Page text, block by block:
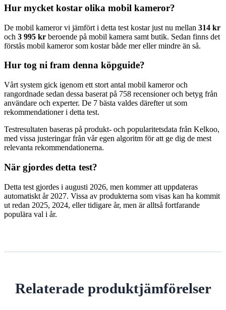
Hur mycket kostar olika mobil kameror?
De mobil kameror vi jämfört i detta test kostar just nu mellan 314 kr
och 3 995 kr beroende på mobil kamera samt butik. Sedan finns det
förstås mobil kameror som kostar både mer eller mindre än så.
Hur tog ni fram denna köpguide?
Vårt system gick igenom ett stort antal mobil kameror och
rangordnade sedan dessa baserat på 758 recensioner och betyg från
användare och experter. De 7 bästa valdes därefter ut som
rekommendationer i detta test.
Testresultaten baseras på produkt- och popularitetsdata från Kelkoo,
med vissa justeringar från vår egen algoritm för att ge dig de mest
relevanta rekommendationerna.
När gjordes detta test?
Detta test gjordes i augusti 2026, men kommer att uppdateras
automatiskt år 2027. Vissa av produkterna som visas kan ha kommit
ut redan 2025, 2024, eller tidigare år, men är alltså fortfarande
populära val i år.
Relaterade produktjämförelser